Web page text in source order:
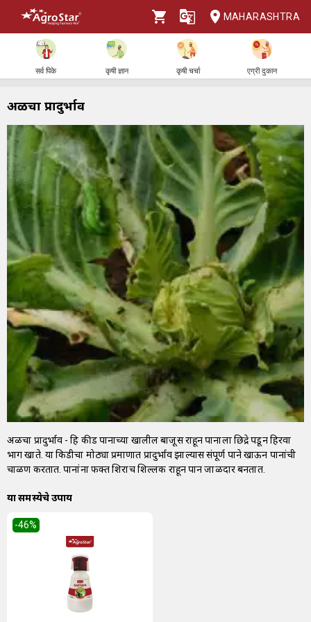
MAHARASHTRA
सर्व पिके कृषी ज्ञान कृषी चर्चा एग्री दुकान
अळीचा प्रादुर्भाव
अळीचा प्रादुर्भाव - हि कीड पानाच्या खालील बाजूस राहून पानाला छिद्रे पडून हिरवा
भाग खाते. या किडीचा मोठ्या प्रमाणात प्रादुर्भाव झाल्यास संपूर्ण पाने खाऊन पानांची
चाळण करतात. पानांना फक्त शिराच शिल्लक राहून पान जाळीदार बनतात.
या समस्येचे उपाय
-46%